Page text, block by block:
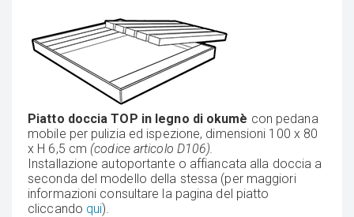
Piatto doccia TOP in legno di okumè con pedana
mobile per pulizia ed ispezione, dimensioni 100 x 80
x H 6,5 cm (codice articolo D106).
Installazione autoportante o affiancata alla doccia a
seconda del modello della stessa (per maggiori
informazioni consultare la pagina del piatto
cliccando qui).